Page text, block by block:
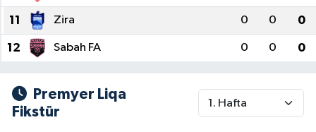
11 Zira 0 0 0
12 Sabah FA 0 0 0
Premyer Liqa
Fikstür